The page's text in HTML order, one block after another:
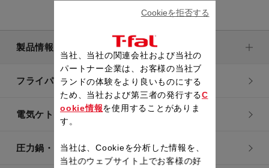
製品情報
フライパン・鍋
電気ケトル
圧力鍋・電気圧力鍋
当社、当社の関連会社および当社の
パートナー企業は、お客様の当社ブ
ランドの体験をより良いものにする
ため、当社および第三者の発行するC
ookie情報を使用することがありま
す。
当社は、Cookieを分析した情報を、
当社のウェブサイト上でお客様の好
Cookieを拒否する